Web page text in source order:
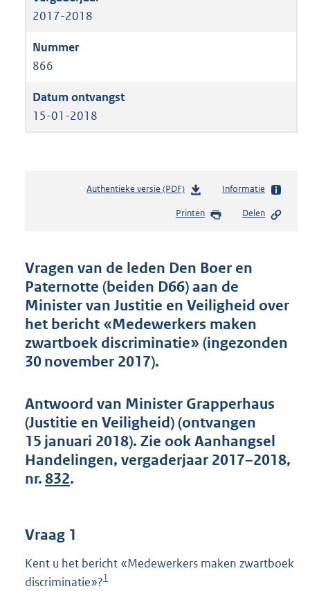
2017-2018
866
15-01-2018
Authentieke versie (PDF)b
s
d
s
g
r
o
5
0
b
Informatie
Printen Delen
Vragen van de leden Den Boer en
Paternotte (beiden D66) aan de
Minister van Justitie en Veiligheid over
het bericht «Medewerkers maken
zwartboek discriminatie» (ingezonden
30 november 2017).
Antwoord van Minister Grapperhaus
(Justitie en Veiligheid) (ontvangen
15 januari 2018). Zie ook Aanhangsel
Handelingen, vergaderjaar 2017–2018,
nr.832.
Vraag 1
Kent u het bericht «Medewerkers maken zwartboek
discriminatie»?1